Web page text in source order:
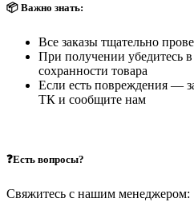
📦 Важно знать:
Все заказы тщательно
При получении убедитесь
сохранности товара
Если есть повреждения —
ТК и сообщите нам
❓Есть вопросы?
Свяжитесь с нашим менеджером: